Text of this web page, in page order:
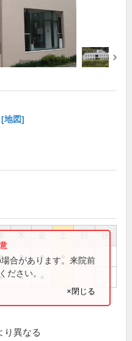
[地図]
祝
● ●
●
合があります。来院前
ださい。
×閉じる
り異なる